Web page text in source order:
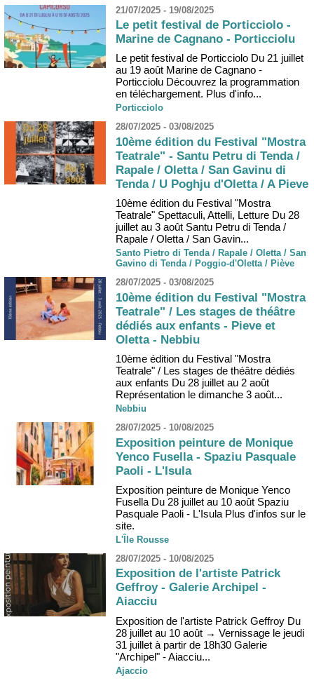
21/07/2025 - 19/08/2025
Le petit festival de Porticciolo -
Marine de Cagnano - Porticciolu
Le petit festival de Porticciolo Du 21 juillet
au 19 août Marine de Cagnano -
Porticciolu Découvrez la programmation
en téléchargement. Plus d'info...
Porticciolo
28/07/2025 - 03/08/2025
10ème édition du Festival "Mostra
Teatrale" - Santu Petru di Tenda /
Rapale / Oletta / San Gavinu di
Tenda / U Poghju d'Oletta / A Pieve
10ème édition du Festival "Mostra
Teatrale" Spettaculi, Attelli, Letture Du 28
juillet au 3 août Santu Petru di Tenda /
Rapale / Oletta / San Gavin...
Santo Pietro di Tenda / Rapale / Oletta / San
Gavino di Tenda / Poggio-d'Oletta / Piève
28/07/2025 - 03/08/2025
10ème édition du Festival "Mostra
Teatrale" / Les stages de théâtre
dédiés aux enfants - Pieve et
Oletta - Nebbiu
10ème édition du Festival "Mostra
Teatrale" / Les stages de théâtre dédiés
aux enfants Du 28 juillet au 2 août
Représentation le dimanche 3 août...
Nebbiu
28/07/2025 - 10/08/2025
Exposition peinture de Monique
Yenco Fusella - Spaziu Pasquale
Paoli - L'Isula
Exposition peinture de Monique Yenco
Fusella Du 28 juillet au 10 août Spaziu
Pasquale Paoli - L'Isula Plus d'infos sur le
site.
L'Île Rousse
28/07/2025 - 10/08/2025
Exposition de l'artiste Patrick
Geffroy - Galerie Archipel -
Aiacciu
Exposition de l'artiste Patrick Geffroy Du
28 juillet au 10 août → Vernissage le jeudi
31 juillet à partir de 18h30 Galerie
"Archipel" - Aiacciu...
Ajaccio